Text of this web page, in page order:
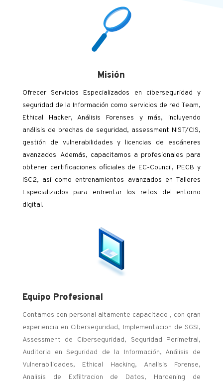
Misión
Ofrecer Servicios Especializados en ciberseguridad y
seguridad de la Información como servicios de red Team,
Ethical Hacker, Análisis Forenses y más, incluyendo
análisis de brechas de seguridad, assessment NIST/CIS,
gestión de vulnerabilidades y licencias de escáneres
avanzados. Además, capacitamos a profesionales para
obtener certificaciones oficiales de EC-Council, PECB y
ISC2, así como entrenamientos avanzados en Talleres
Especializados para enfrentar los retos del entorno
digital.
Equipo Profesional
Contamos con personal altamente capacitado , con gran
experiencia en Ciberseguridad, Implementacion de SGSI,
Assessment de Ciberseguridad, Seguridad Perimetral,
Auditoria en Seguridad de la Información, Análisis de
Vulnerabilidades, Ethical Hacking, Analisis Forense,
Analisis de Exfiltracion de Datos, Hardening de